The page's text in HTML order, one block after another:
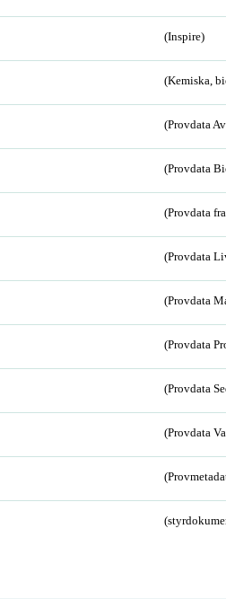
(Inspire)
(Kemiska,
(Provdata
(Provdata
(Provdata
(Provdata
(Provdata
(Provdata
(Provdata
(Provdata